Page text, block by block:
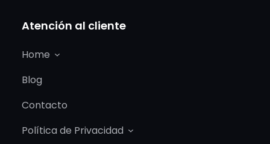
Atención al cliente
Home
Blog
Contacto
Política de Privacidad